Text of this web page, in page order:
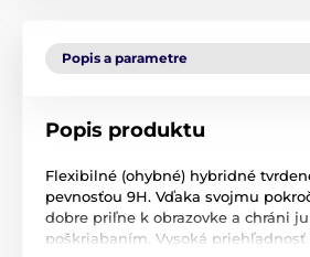
Popis a parametre
Popis produktu
Flexibilné (ohybné) hybridné
pevnosťou 9H. Vďaka svojmu
dobre priľne k obrazovke a chráni
poškriabaním. Vysoká priehľadnosť